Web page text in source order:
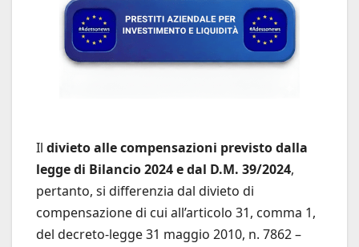
Il divieto alle compensazioni previsto dalla
legge di Bilancio 2024 e dal D.M. 39/2024,
pertanto, si differenzia dal divieto di
compensazione di cui all’articolo 31, comma 1,
del decreto-legge 31 maggio 2010, n. 7862 –